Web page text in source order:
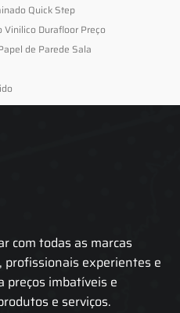
Quick Step
Vinilico Durafloor Preço
de Parede Sala
com todas as marcas
profissionais experientes e
preços imbatíveis e
e serviços.